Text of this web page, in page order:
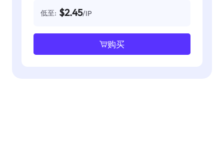
低至: $2.45/IP
购买